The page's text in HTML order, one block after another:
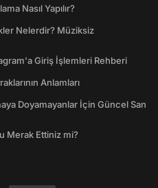
Nasıl Yapılır?
Nelerdir? Müziksiz
Giriş İşlemleri Rehberi
Anlamları
Doyamayanlar İçin Güncel San
Merak Ettiniz mi?